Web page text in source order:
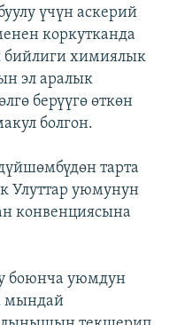
үчүн аскерий
коркутканда
бийлиги химиялык
эл аралык
берүүгө өткөн
болгон.
тарта
Улуттар уюмунун
конвенциясына
боюнча уюмдун
мындай